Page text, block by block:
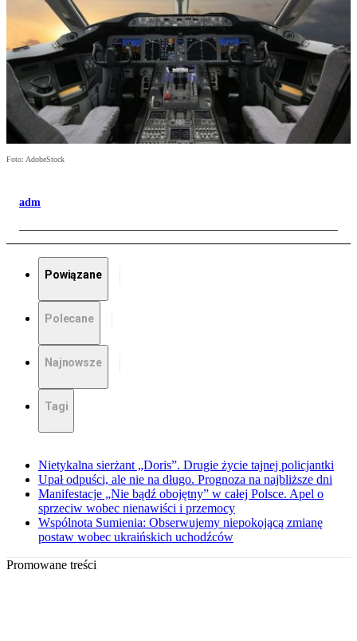
Foto: AdobeStock
adm
Powiązane
Polecane
Najnowsze
Tagi
Nietykalna sierżant „Doris”. Drugie życie tajnej policjantki
Upał odpuści, ale nie na długo. Prognoza na najbliższe dni
Manifestacje „Nie bądź obojętny” w całej Polsce. Apel o
sprzeciw wobec nienawiści i przemocy
Wspólnota Sumienia: Obserwujemy niepokojącą zmianę
postaw wobec ukraińskich uchodźców
Promowane treści